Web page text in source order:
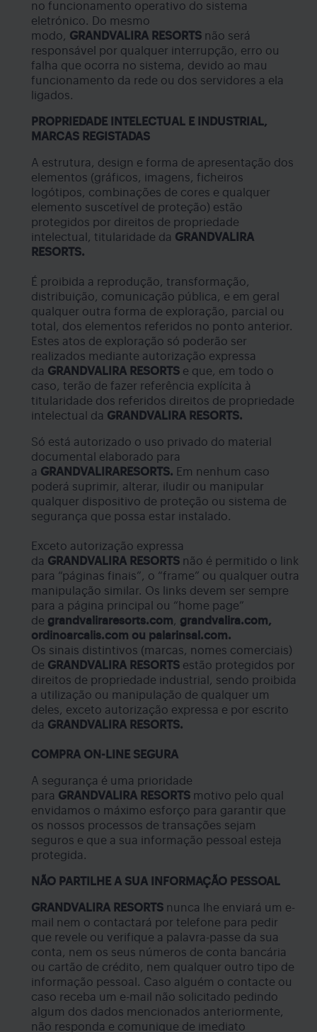
no funcionamento operativo do sistema
eletrónico. Do mesmo
modo, GRANDVALIRA RESORTS não será
responsável por qualquer interrupção, erro ou
falha que ocorra no sistema, devido ao mau
funcionamento da rede ou dos servidores a ela
ligados.
PROPRIEDADE INTELECTUAL E INDUSTRIAL,
MARCAS REGISTADAS
A estrutura, design e forma de apresentação dos
elementos (gráficos, imagens, ficheiros
logótipos, combinações de cores e qualquer
elemento suscetível de proteção) estão
protegidos por direitos de propriedade
intelectual, titularidade da GRANDVALIRA
RESORTS.
É proibida a reprodução, transformação,
distribuição, comunicação pública, e em geral
qualquer outra forma de exploração, parcial ou
total, dos elementos referidos no ponto anterior.
Estes atos de exploração só poderão ser
realizados mediante autorização expressa
da GRANDVALIRA RESORTS e que, em todo o
caso, terão de fazer referência explícita à
titularidade dos referidos direitos de propriedade
intelectual da GRANDVALIRA RESORTS.
Só está autorizado o uso privado do material
documental elaborado para
a GRANDVALIRARESORTS. Em nenhum caso
poderá suprimir, alterar, iludir ou manipular
qualquer dispositivo de proteção ou sistema de
segurança que possa estar instalado.
Exceto autorização expressa
da GRANDVALIRA RESORTS não é permitido o link
para “páginas finais”, o “frame” ou qualquer outra
manipulação similar. Os links devem ser sempre
para a página principal ou “home page”
de grandvaliraresorts.com, grandvalira.com,
ordinoarcalis.com ou palarinsal.com.
Os sinais distintivos (marcas, nomes comerciais)
de GRANDVALIRA RESORTS estão protegidos por
direitos de propriedade industrial, sendo proibida
a utilização ou manipulação de qualquer um
deles, exceto autorização expressa e por escrito
da GRANDVALIRA RESORTS.
COMPRA ON-LINE SEGURA
A segurança é uma prioridade
para GRANDVALIRA RESORTS motivo pelo qual
envidamos o máximo esforço para garantir que
os nossos processos de transações sejam
seguros e que a sua informação pessoal esteja
protegida.
NÃO PARTILHE A SUA INFORMAÇÃO PESSOAL
GRANDVALIRA RESORTS nunca lhe enviará um e-
mail nem o contactará por telefone para pedir
que revele ou verifique a palavra-passe da sua
conta, nem os seus números de conta bancária
ou cartão de crédito, nem qualquer outro tipo de
informação pessoal. Caso alguém o contacte ou
caso receba um e-mail não solicitado pedindo
algum dos dados mencionados anteriormente,
não responda e comunique de imediato